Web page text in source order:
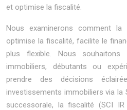
et optimise la fiscalité.
Nous examinerons comment la
optimise la fiscalité, facilite le
plus flexible. Nous souhaitons
immobiliers, débutants ou
prendre des décisions
investissements immobiliers via la
successorale, la fiscalité (SCI